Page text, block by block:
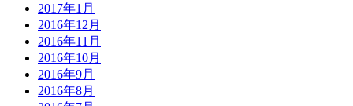
2017年1月
2016年12月
2016年11月
2016年10月
2016年9月
2016年8月